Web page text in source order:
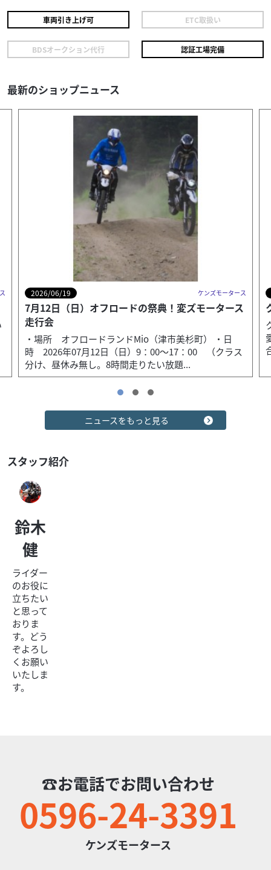
ヤマハ ケンズモータース
MT-09
本体価格:
125 万円
タースにお任せください。 ケンズモータースは、モトク
ロッサーからスーパースポーツ、スクーター、様々な...
ヤマハ ケンズモータース
MT-09 SP
万円
バイクの事なら三重県伊勢市のバイクショップケンズモー
タースにお任せください。 ケンズモータースは、モトク
ヤマハ
ファツィオ 2026年最新モデル スマートキー USB
車両引き上げ可 ETC取扱い
BDSオークション代行 認証工場完備
最新のショップニュース
ケンズモータース
ータース
） ・日
（クラス
2025/01/25 ケンズモ
クラシックカーミーティング開催！！
クラシックカーミーティング㏌明和開催！！ ご
愛車（四輪・二輪）を展示しませんか？ お問い
合同会社アドバンスカンパニー 中野 090-...
2026/06/19
7月12日（日）オフロードの祭典！変ズモータース走行
会
・場所 オフロードランドMio（津市美杉町） ・日時
2026年07月12日（日）9：00～17：00 （クラス分け、昼
休み無し。8時間走りたい放題...
ニュースをもっと見る
スタッフ紹介
鈴木
健
ライダー
のお役に
立ちたい
と思って
おりま
す。どう
ぞよろし
くお願い
いたしま
す。
☎お電話でお問い合わせ
0596-24-3391
ケンズモータース